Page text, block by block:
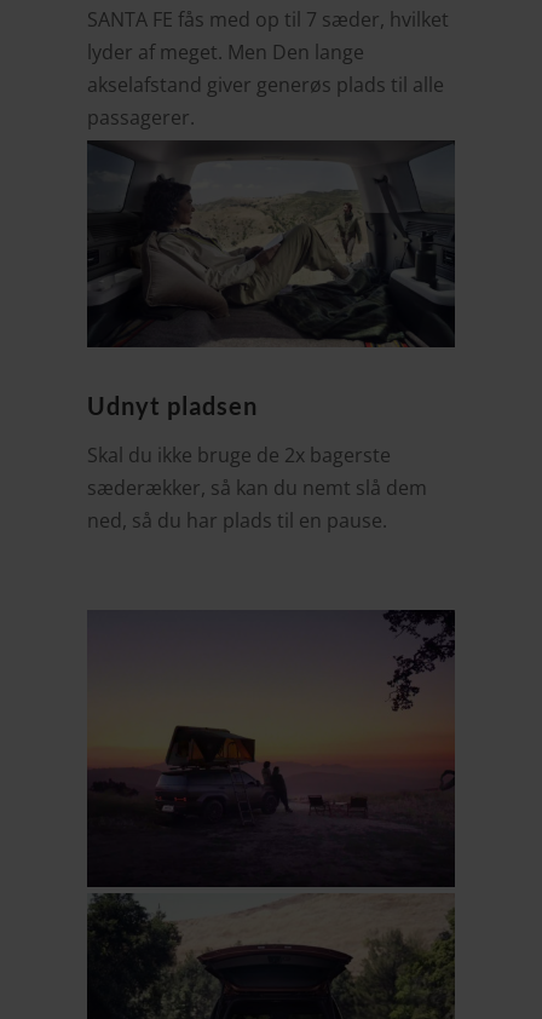
SANTA FE fås med op til 7 sæder, hvilket
lyder af meget. Men Den lange
akselafstand giver generøs plads til alle
passagerer.
Udnyt pladsen
Skal du ikke bruge de 2x bagerste
sæderækker, så kan du nemt slå dem
ned, så du har plads til en pause.